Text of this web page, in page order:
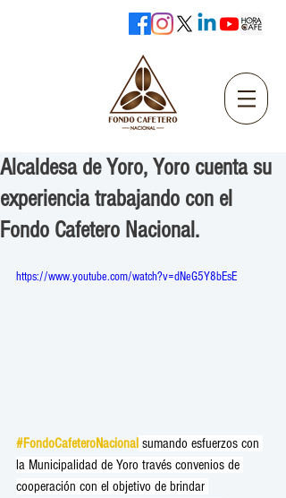
Alcaldesa de Yoro, Yoro cuenta su
experiencia trabajando con el
Fondo Cafetero Nacional.
https://www.youtube.com/watch?v=dNeG5Y8bEsE
#FondoCafeteroNacional sumando esfuerzos con
la Municipalidad de Yoro través convenios de
cooperación con el objetivo de brindar